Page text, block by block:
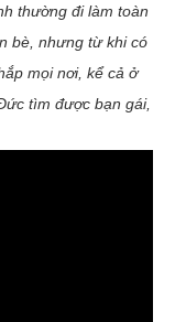
thường đi làm toàn
bè, nhưng từ khi có
mọi nơi, kể cả ở
tìm được bạn gái,